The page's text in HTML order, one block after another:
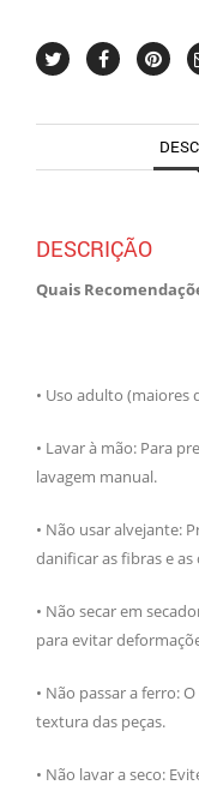
DESCRIÇÃO
Quais
• Uso adulto (maiores
• Lavar à mão: Para
lavagem manual.
• Não usar alvejante:
danificar as fibras e as
• Não secar em
para evitar
• Não passar a ferro:
textura das peças.
• Não lavar a seco: